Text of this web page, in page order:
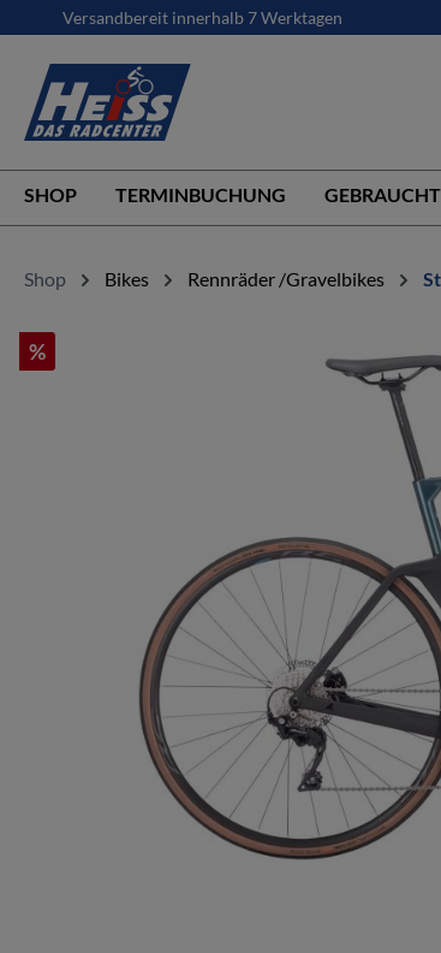
Zur Hauptnavigation springen
Versandbereit innerhalb 7 Werktagen
SHOP TERMINBUCHUNG
Shop Bikes Rennräder /Gravelbikes
%
Bildergalerie überspringen